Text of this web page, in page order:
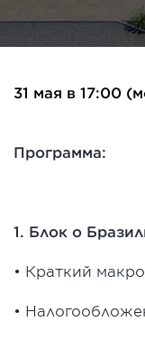
31 мая в 17:00
Программа:
1. Блок о
• Краткий
•